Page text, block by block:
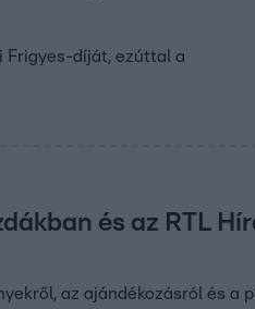
Frigyes-díját, ezúttal a
és az RTL
az ajándékozásról és a